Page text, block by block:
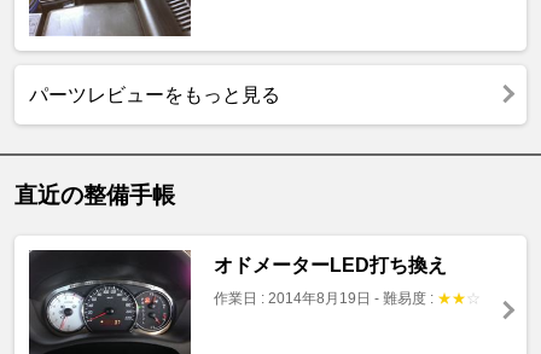
パーツレビューをもっと見る
直近の整備手帳
オドメーターLED打ち換え
作業日 : 2014年8月19日 - 難易度 : ★★ ☆